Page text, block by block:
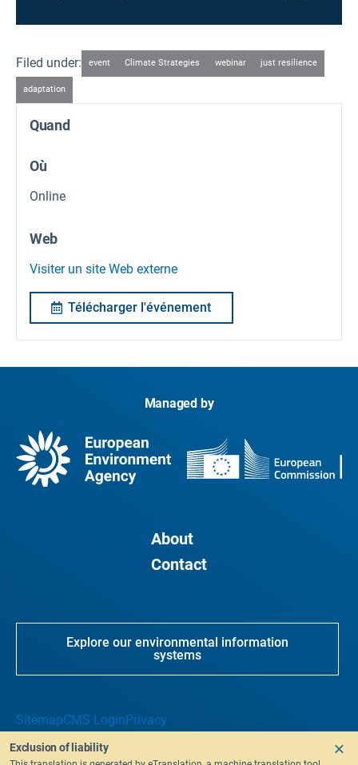
Filed under: event Climate Strategies webinar just resilience
adaptation
Quand
Où
Online
Web
Visiter un site Web externe
Télécharger l'événement
Managed by
About
Contact
Explore our environmental information
systems
SitemapCMS LoginPrivacy
Exclusion of liability